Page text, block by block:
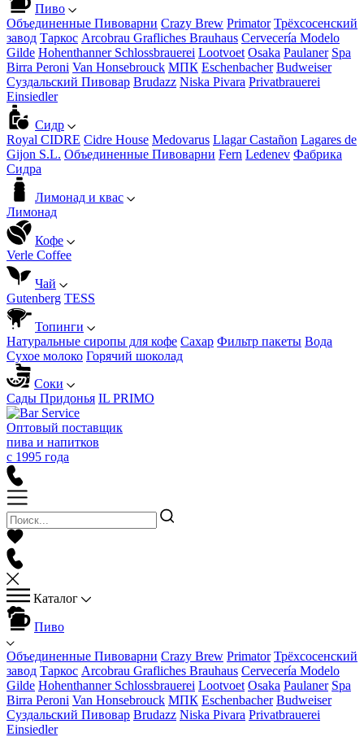
Пиво
Объединенные Пивоварни Crazy Brew Primator Трёхсосенский
завод Таркос Arcobrau Grafliches Brauhaus Cervecería Modelo
Gilde Hohenthanner Schlossbrauerei Lootvoet Osaka Paulaner Spa
Birra Peroni Van Honsebrouck МПК Eschenbacher Budweiser
Суздальский Пивовар Brudazz Niska Pivara Privatbrauerei
Einsiedler
Сидр
Royal CIDRE Cidre House Medovarus Llagar Castañon Lagares de
Gijon S.L. Объединенные Пивоварни Fern Ledenev Фабрика
Сидра
Лимонад и квас
Лимонад
Кофе
Verle Coffee
Чай
Gutenberg TESS
Топинги
Натуральные сиропы для кофе Сахар Фильтр пакеты Вода
Сухое молоко Горячий шоколад
Соки
Сады Придонья IL PRIMO
Оптовый поставщик
пива и напитков
с 1995 года
Каталог
Пиво
Объединенные Пивоварни Crazy Brew Primator Трёхсосенский
завод Таркос Arcobrau Grafliches Brauhaus Cervecería Modelo
Gilde Hohenthanner Schlossbrauerei Lootvoet Osaka Paulaner Spa
Birra Peroni Van Honsebrouck МПК Eschenbacher Budweiser
Суздальский Пивовар Brudazz Niska Pivara Privatbrauerei
Einsiedler